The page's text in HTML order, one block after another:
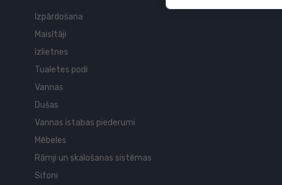
Izpārdošana
Maisītāji
Izlietnes
Tualetes podi
Vannas
Dušas
Vannas istabas piederumi
Mēbeles
Rāmji un skalošanas sistēmas
Sifoni